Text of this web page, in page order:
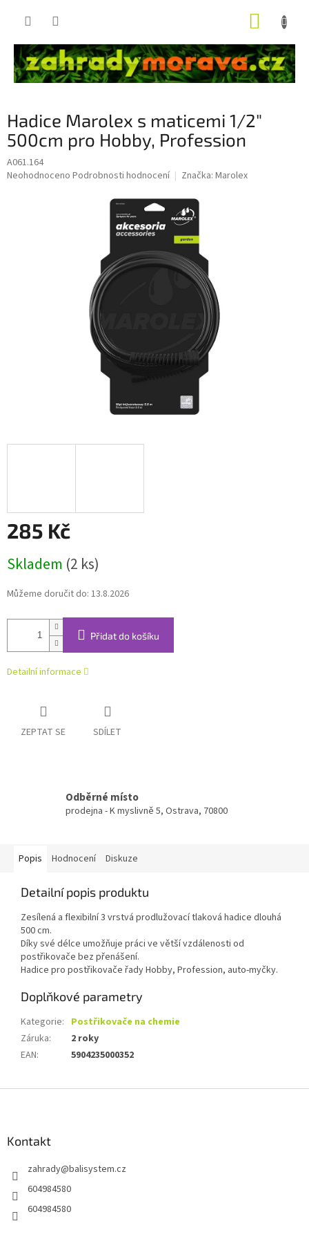
Hadice Marolex s maticemi 1/2"
500cm pro Hobby, Profession
A061.164
Průměrné
Neohodnoceno Podrobnosti hodnocení Značka: Marolex
285 Kč
cena:
Skladem (2 ks)
Můžeme doručit do: 13.8.2026
Přidat do košíku
Detailní informace
ZEPTAT SE SDÍLET
Odběrné místo
prodejna - K myslivně 5, Ostrava, 70800
Popis Hodnocení Diskuze
Detailní popis produktu
Zesílená a flexibilní 3 vrstvá prodlužovací tlaková hadice dlouhá
500 cm.
Díky své délce umožňuje práci ve větší vzdálenosti od
postřikovače bez přenášení.
Hadice pro postřikovače řady Hobby, Profession, auto-myčky.
Doplňkové parametry
Kategorie: Postřikovače na chemie
Záruka:
2 roky
EAN: 5904235000352
Kontakt
zahrady@balisystem.cz
604984580
604984580